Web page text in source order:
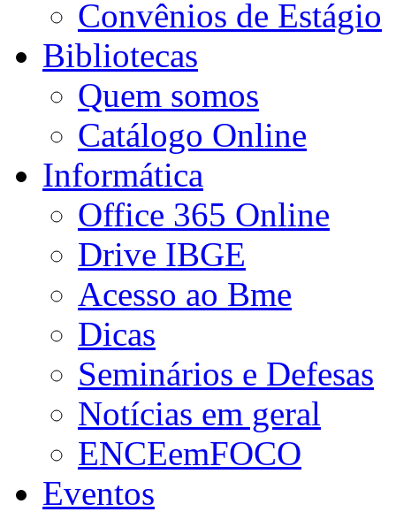
Convênios de Estágio
Bibliotecas
Quem somos
Catálogo Online
Informática
Office 365 Online
Drive IBGE
Acesso ao Bme
Dicas
Seminários e Defesas
Notícias em geral
ENCEemFOCO
Eventos